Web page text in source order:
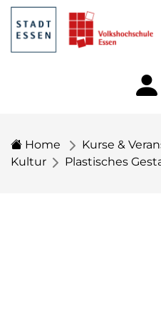
Home Kurse &
Kultur
Plastisches